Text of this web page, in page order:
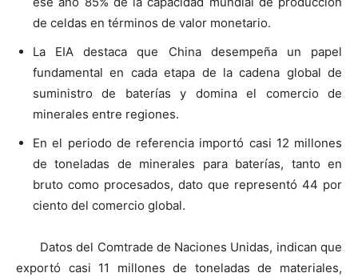
de celdas en términos de valor monetario.
La EIA destaca que China desempeña un papel
fundamental en cada etapa de la cadena global de
suministro de baterías y domina el comercio de
minerales entre regiones.
En el periodo de referencia importó casi 12 millones
de toneladas de minerales para baterías, tanto en
bruto como procesados, dato que representó 44 por
ciento del comercio global.
Datos del Comtrade de Naciones Unidas, indican que
exportó casi 11 millones de toneladas de materiales,